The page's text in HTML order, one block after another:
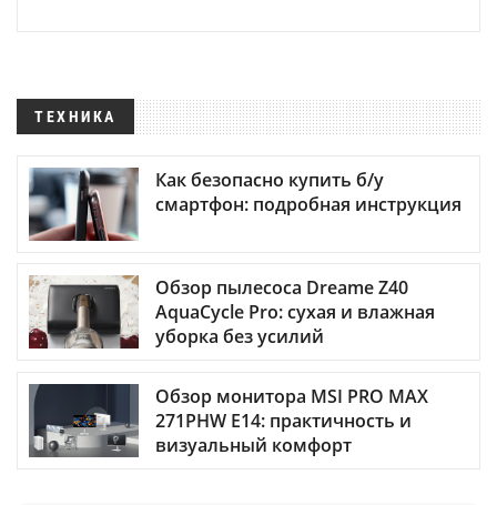
ТЕХНИКА
Как безопасно купить б/у
смартфон: подробная инструкция
Обзор пылесоса Dreame Z40
AquaCycle Pro: сухая и влажная
уборка без усилий
Обзор монитора MSI PRO MAX
271PHW E14: практичность и
визуальный комфорт